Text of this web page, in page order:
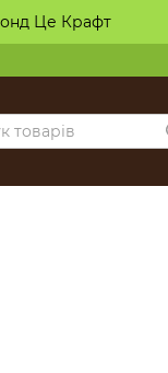
Це Крафт